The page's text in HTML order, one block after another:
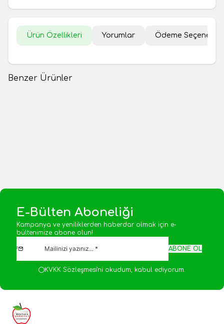
Ürün Özellikleri Yorumlar Ödeme
Benzer Ürünler
E-Bülten Aboneliği
Kampanya ve yeniliklerden haberdar olmak için e-
bültenimize abone olun!
ABONE OL
KVKK Sözleşmesi'niokudum, kabul ediyorum.